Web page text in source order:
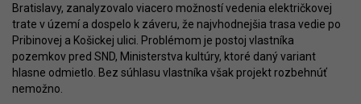
Bratislavy, zanalyzovalo viacero možností vedenia električkovej
trate v území a dospelo k záveru, že najvhodnejšia trasa vedie po
Pribinovej a Košickej ulici. Problémom je postoj vlastníka
pozemkov pred SND, Ministerstva kultúry, ktoré daný variant
hlasne odmietlo. Bez súhlasu vlastníka však projekt rozbehnúť
nemožno.